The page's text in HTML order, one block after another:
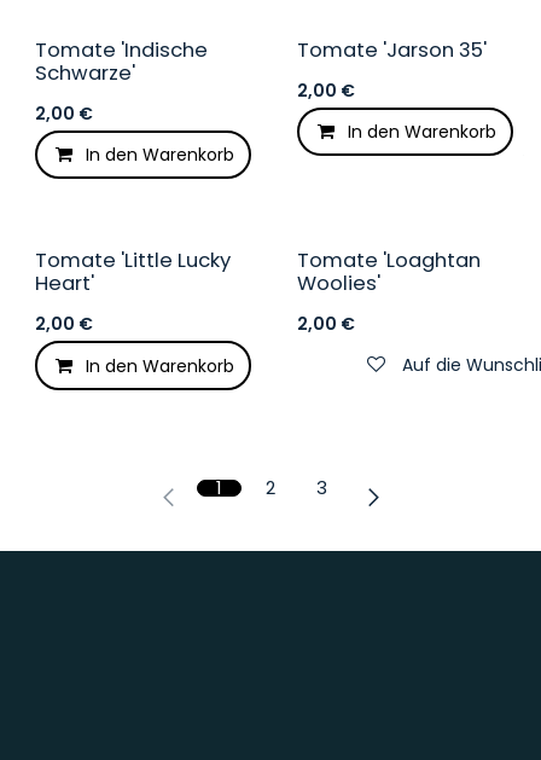
Tomate 'Indische
Schwarze'
2,00 €
In den Warenkorb
Auf die Wunschliste
Tomate 'Jarson 35'
2,00 €
In den Warenkorb
Tomate 'Little Lucky
Heart'
2,00 €
In den Warenkorb
Auf die Wunschliste
Tomate 'Loaghtan
Woolies'
2,00 €
Auf die
1 2 3